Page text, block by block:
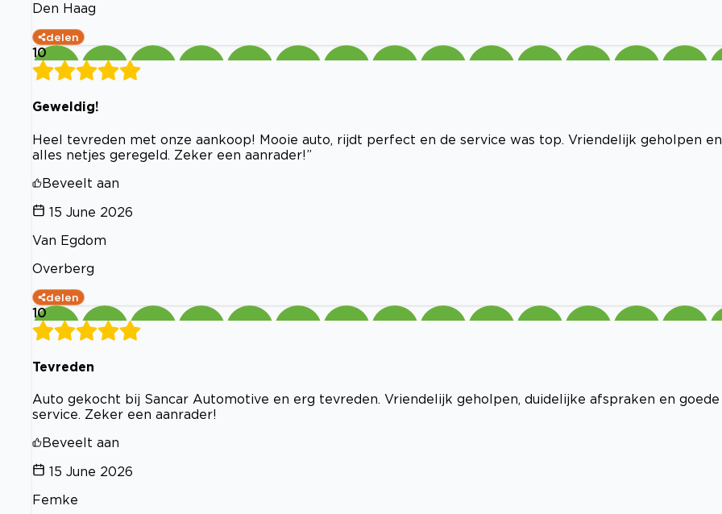
Den Haag
delen
10
Geweldig!
Heel tevreden met onze aankoop! Mooie auto, rijdt perfect en de service was top. Vriendelijk geholpen en
alles netjes geregeld. Zeker een aanrader!”
Beveelt aan
15 June 2026
Van Egdom
Overberg
delen
10
Tevreden
Auto gekocht bij Sancar Automotive en erg tevreden. Vriendelijk geholpen, duidelijke afspraken en goede
service. Zeker een aanrader!
Beveelt aan
15 June 2026
Femke